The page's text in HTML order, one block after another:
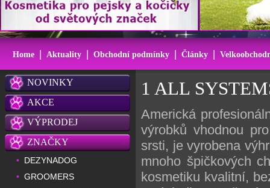
Home | Aktuality | Obchodní podmínky | Články |
NOVINKY
AKCE
VÝPRODEJ
ZNAČKY
• DEZYNADOG
• GROOMERS
1 ALL
Americká
výrobků vhodnou
srsti, je vyrobena
mnoho špičkových
kosmetiku kvalitní,